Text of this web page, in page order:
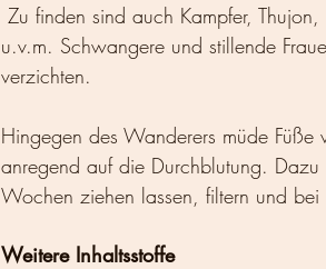
Zu finden sind auch Kampfer, Thujon,
u.v.m. Schwangere und stillende
verzichten.
Hingegen des Wanderers müde
anregend auf die Durchblutung.
Wochen ziehen lassen, filtern und
Weitere Inhaltsstoffe